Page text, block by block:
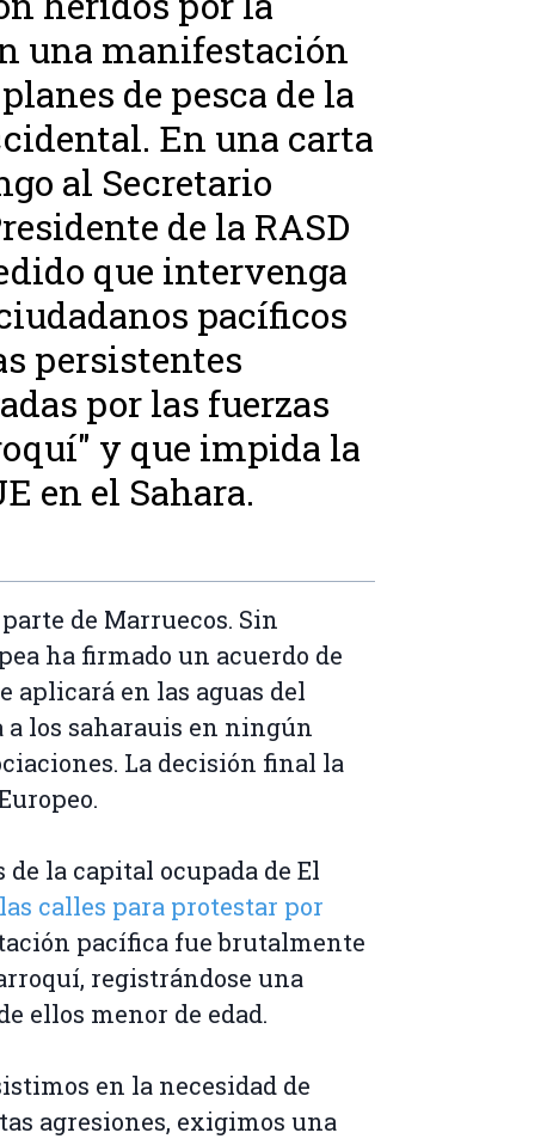
una manifestación
de pesca de la
En una carta
al Secretario
de la RASD
que intervenga
pacíficos
persistentes
por las fuerzas
y que impida la
en el Sahara.
de Marruecos. Sin
ha firmado un acuerdo de
aplicará en las aguas del
los saharauis en ningún
La decisión final la
de la capital ocupada de El
calles para protestar por
pacífica fue brutalmente
registrándose una
ellos menor de edad.
en la necesidad de
agresiones, exigimos una